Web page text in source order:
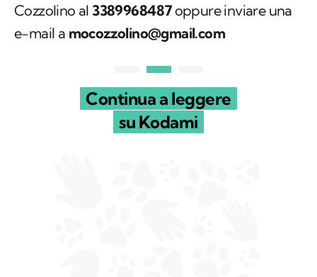
Cozzolino al 3389968487oppure inviare una
e-mail a mocozzolino@gmail.com
Continua a leggere
su Kodami